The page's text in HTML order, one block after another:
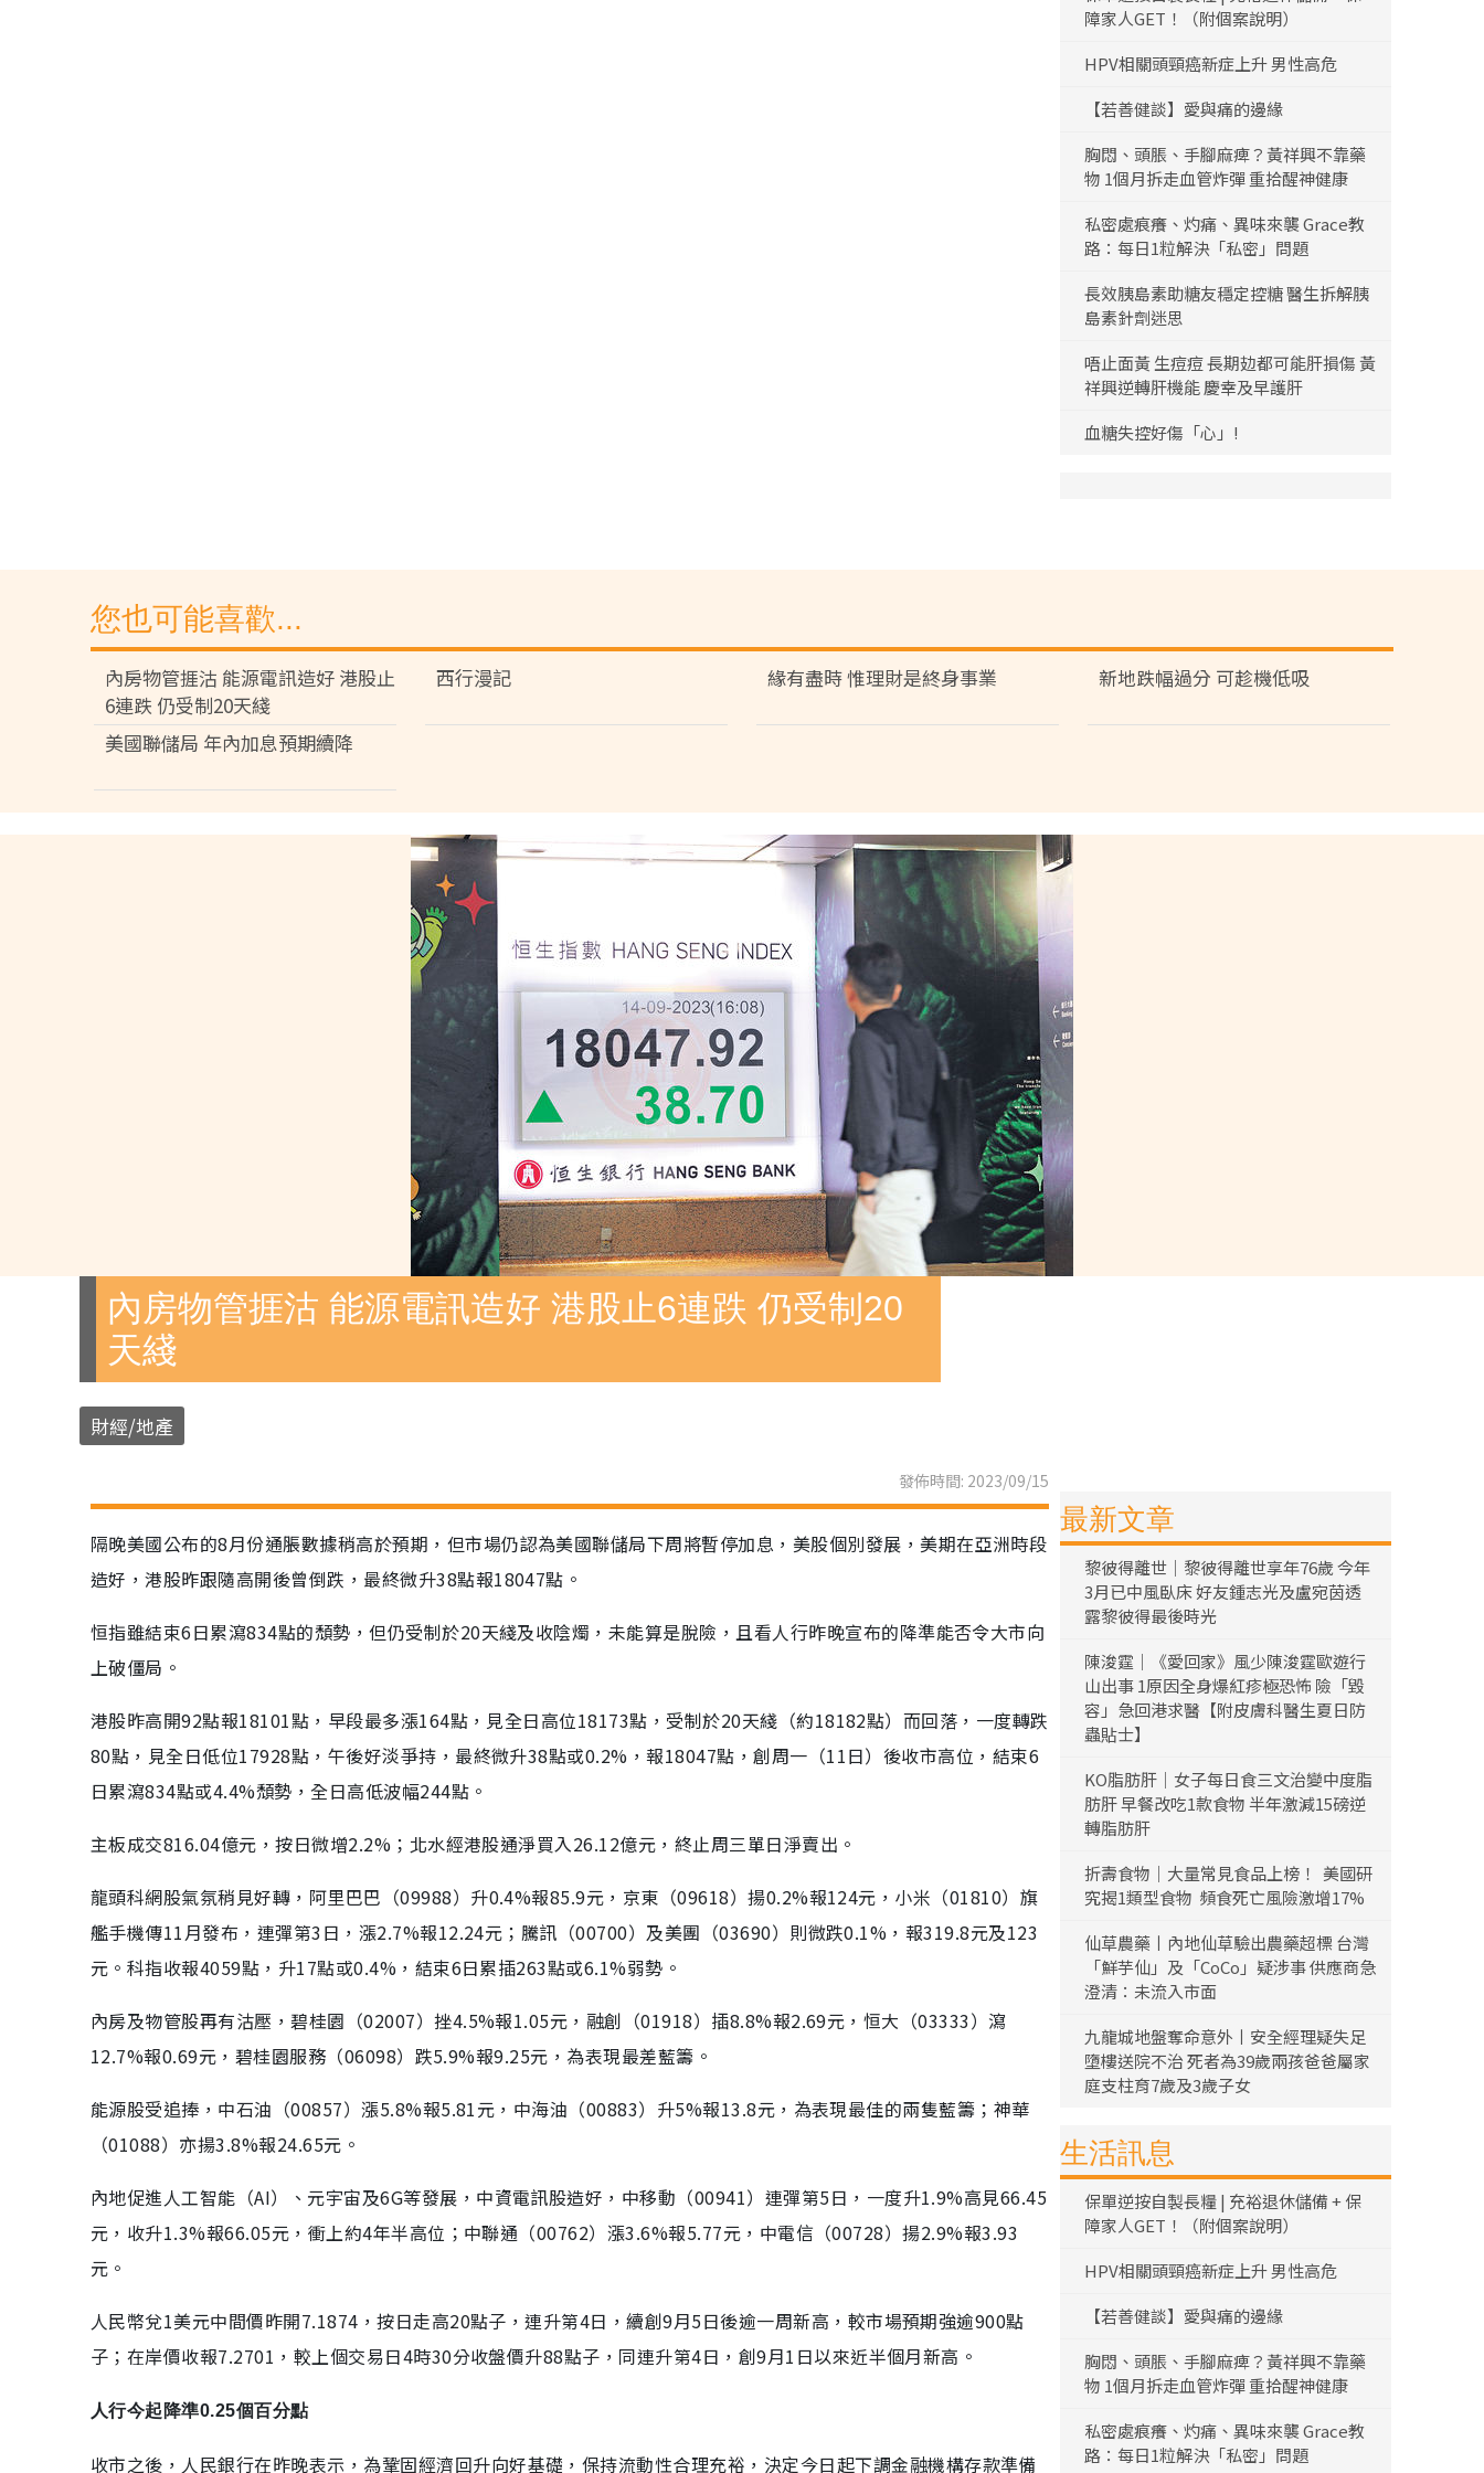
障家人GET！（附個案說明）
HPV相關頭頸癌新症上升 男性高危
【若善健談】愛與痛的邊緣
胸悶、頭脹、手腳麻痺？黃祥興不靠藥
物 1個月拆走血管炸彈 重拾醒神健康
私密處痕癢、灼痛、異味來襲 Grace教
路：每日1粒解決「私密」問題
長效胰島素助糖友穩定控糖 醫生拆解胰
島素針劑迷思
唔止面黃 生痘痘 長期攰都可能肝損傷 黃
祥興逆轉肝機能 慶幸及早護肝
血糖失控好傷「心」!
您也可能喜歡...
內房物管捱沽 能源電訊造好 港股止
6連跌 仍受制20天綫
西行漫記 緣有盡時 惟理財是終身事業 新地跌幅過分 可趁機低吸
美國聯儲局 年內加息預期續降
內房物管捱沽 能源電訊造好 港股止6連跌 仍受制20
天綫
財經/地產
發佈時間: 2023/09/15
隔晚美國公布的8月份通脹數據稍高於預期，但市場仍認為美國聯儲局下周將暫停加息，美股個別發展，美期在亞洲時段
造好，港股昨跟隨高開後曾倒跌，最終微升38點報18047點。
恒指雖結束6日累瀉834點的頹勢，但仍受制於20天綫及收陰燭，未能算是脫險，且看人行昨晚宣布的降準能否令大市向
上破僵局。
港股昨高開92點報18101點，早段最多漲164點，見全日高位18173點，受制於20天綫（約18182點）而回落，一度轉跌
80點，見全日低位17928點，午後好淡爭持，最終微升38點或0.2%，報18047點，創周一（11日）後收市高位，結束6
日累瀉834點或4.4%頹勢，全日高低波幅244點。
主板成交816.04億元，按日微增2.2%；北水經港股通淨買入26.12億元，終止周三單日淨賣出。
龍頭科網股氣氛稍見好轉，阿里巴巴（09988）升0.4%報85.9元，京東（09618）揚0.2%報124元，小米（01810）旗
艦手機傳11月發布，連彈第3日，漲2.7%報12.24元；騰訊（00700）及美團（03690）則微跌0.1%，報319.8元及123
元。科指收報4059點，升17點或0.4%，結束6日累插263點或6.1%弱勢。
內房及物管股再有沽壓，碧桂園（02007）挫4.5%報1.05元，融創（01918）插8.8%報2.69元，恒大（03333）瀉
12.7%報0.69元，碧桂園服務（06098）跌5.9%報9.25元，為表現最差藍籌。
能源股受追捧，中石油（00857）漲5.8%報5.81元，中海油（00883）升5%報13.8元，為表現最佳的兩隻藍籌；神華
（01088）亦揚3.8%報24.65元。
內地促進人工智能（AI）、元宇宙及6G等發展，中資電訊股造好，中移動（00941）連彈第5日，一度升1.9%高見66.45
元，收升1.3%報66.05元，衝上約4年半高位；中聯通（00762）漲3.6%報5.77元，中電信（00728）揚2.9%報3.93
元。
人民幣兌1美元中間價昨開7.1874，按日走高20點子，連升第4日，續創9月5日後逾一周新高，較市場預期強逾900點
子；在岸價收報7.2701，較上個交易日4時30分收盤價升88點子，同連升第4日，創9月1日以來近半個月新高。
人行今起降準0.25個百分點
收市之後，人民銀行在昨晚表示，為鞏固經濟回升向好基礎，保持流動性合理充裕，決定今日起下調金融機構存款準備
最新文章
黎彼得離世｜黎彼得離世享年76歲 今年
3月已中風臥床 好友鍾志光及盧宛茵透
露黎彼得最後時光
陳浚霆｜《愛回家》風少陳浚霆歐遊行
山出事 1原因全身爆紅疹極恐怖 險「毀
容」急回港求醫【附皮膚科醫生夏日防
蟲貼士】
KO脂肪肝｜女子每日食三文治變中度脂
肪肝 早餐改吃1款食物 半年激減15磅逆
轉脂肪肝
折壽食物｜大量常見食品上榜！ 美國研
究揭1類型食物 頻食死亡風險激增17%
仙草農藥丨內地仙草驗出農藥超標 台灣
「鮮芋仙」及「CoCo」疑涉事 供應商急
澄清：未流入市面
九龍城地盤奪命意外丨安全經理疑失足
墮樓送院不治 死者為39歲兩孩爸爸屬家
庭支柱育7歲及3歲子女
生活訊息
保單逆按自製長糧 | 充裕退休儲備 + 保
障家人GET！（附個案說明）
HPV相關頭頸癌新症上升 男性高危
【若善健談】愛與痛的邊緣
胸悶、頭脹、手腳麻痺？黃祥興不靠藥
物 1個月拆走血管炸彈 重拾醒神健康
私密處痕癢、灼痛、異味來襲 Grace教
路：每日1粒解決「私密」問題